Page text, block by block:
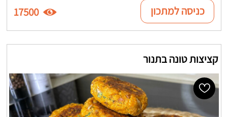
כניסה למתכון 17500
קציצות טונה בתנור